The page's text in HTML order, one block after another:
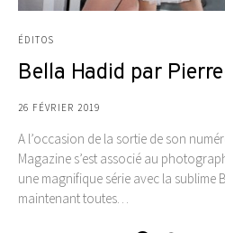
ÉDITOS
Bella Hadid par
26 FÉVRIER 2019
A l’occasion de la sortie de son
Magazine s’est associé au
une magnifique série avec la sublime
maintenant toutes…